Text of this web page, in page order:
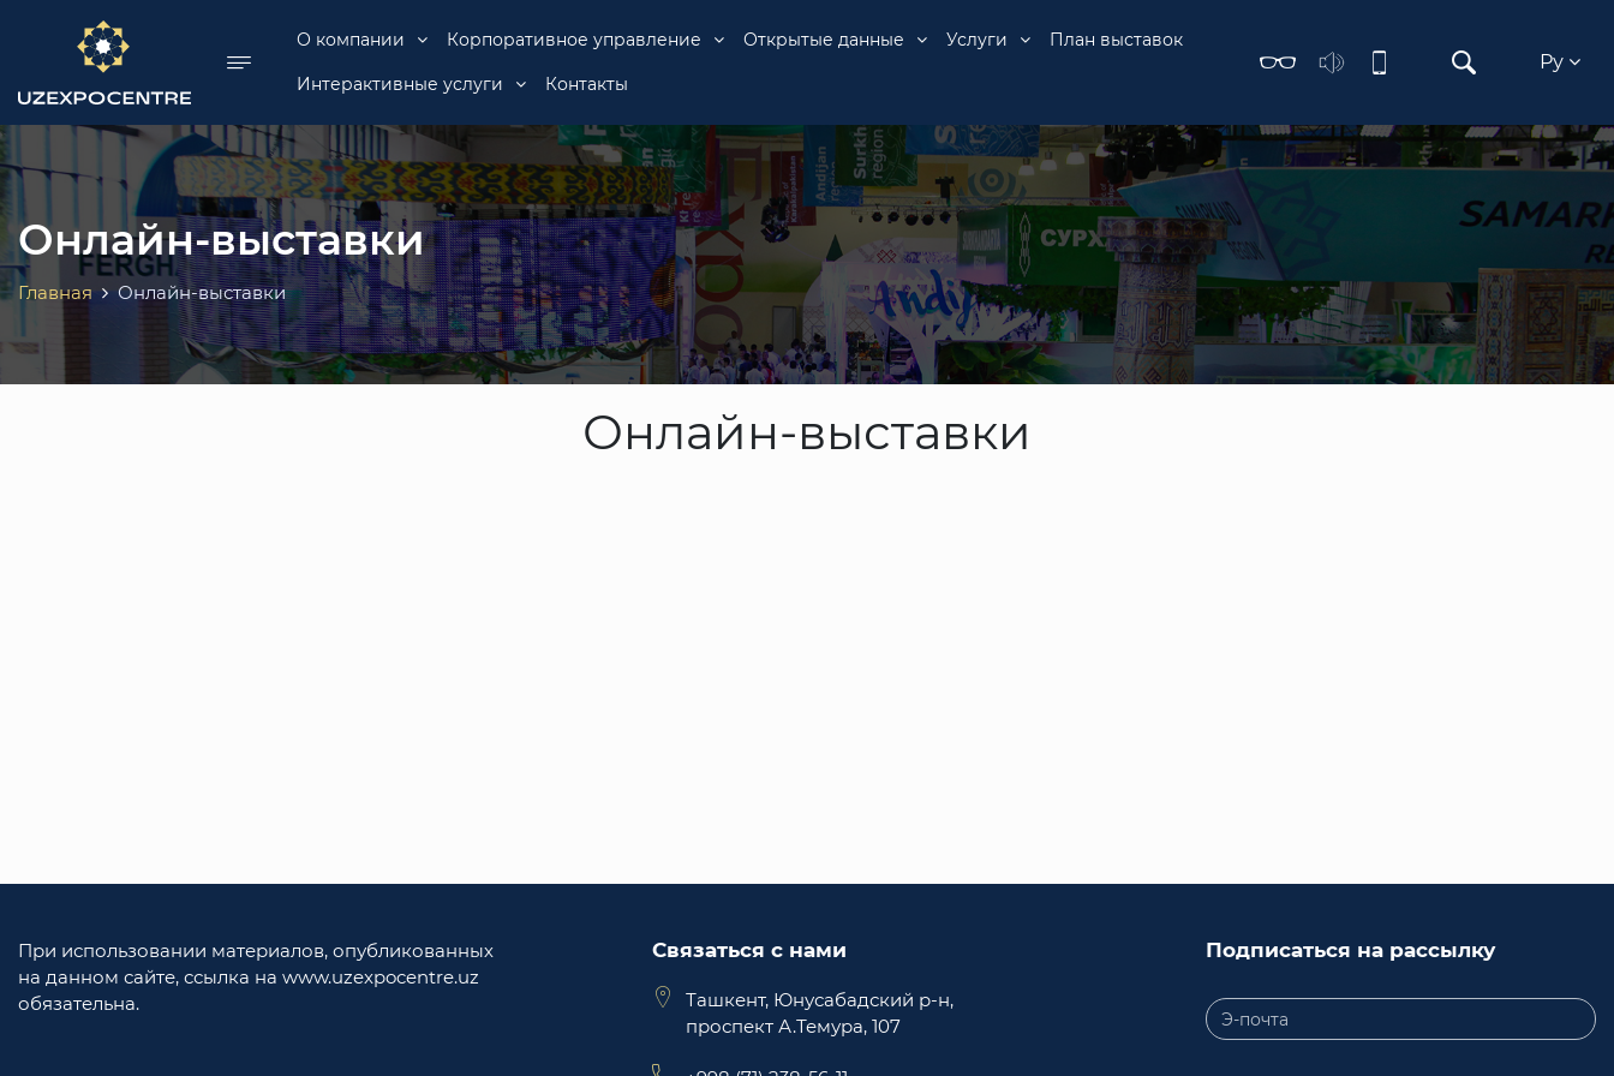
menu О компании Корпоративное управление Открытые данные Услуги План выставок
Интерактивные услуги Контакты
Ру
Онлайн-выставки
Главная Онлайн-выставки
Онлайн-выставки
При использовании материалов, опубликованных
на данном сайте, ссылка на www.uzexpocentre.uz
обязательна.
Связаться с нами
Ташкент, Юнусабадский р-н,
проспект А.Темура, 107
Подписаться на рассылку